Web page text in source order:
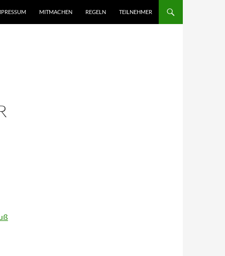
MITMACHEN REGELN TEILNEHMER